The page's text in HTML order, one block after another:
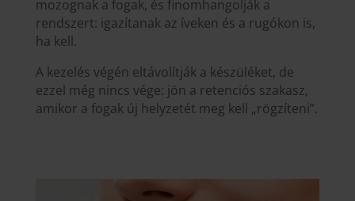
mozognak a fogak, és finomhangolják a
rendszert: igazítanak az íveken és a rugókon is,
ha kell.
A kezelés végén eltávolítják a készüléket, de
ezzel még nincs vége: jön a retenciós szakasz,
amikor a fogak új helyzetét meg kell „rögzíteni”.